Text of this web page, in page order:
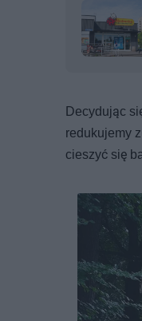
Decydując
redukujemy
cieszyć się